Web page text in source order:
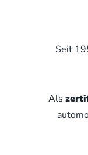
Seit
Als